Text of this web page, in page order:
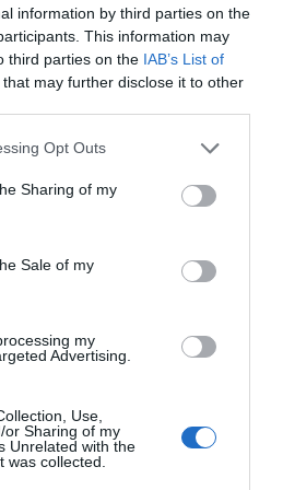
information by third parties on the
This information may
third parties on the IAB’s List of
that may further disclose it to other
Opt Outs
Sharing of my
Sale of my
my
Advertising.
Use,
or Sharing of my
Unrelated with the
was collected.
πολιτική
στον κόσμο, την Ευρώπη & την
περιθώριο εφησυχασμού.
ότι η συσπείρωση & ανασύνθεση της
δυνατότητες να πετύχει αν γίνει
μέσα από συλλογικές
πρέπει να υπάρξουν παντού, με